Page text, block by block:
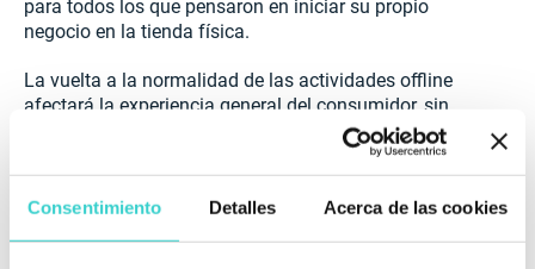
Consentimiento Detalles Acerca de las cookies
para todos los que pensaron en iniciar su propio
negocio en la tienda física.
La vuelta a la normalidad de las actividades offline
afectará la experiencia general del consumidor, sin
embargo, el poder adquisitivo no se recuperará
rápidamente, sino gradualmente a medida que la
economía crezca.
Mercado de dispositivos de segunda mano